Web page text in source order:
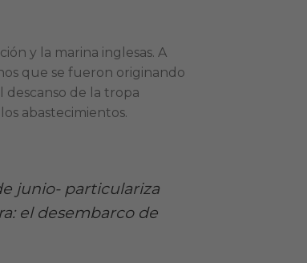
y la marina inglesas. A
que se fueron originando
de la tropa
abastecimientos.
junio- particulariza
el desembarco de